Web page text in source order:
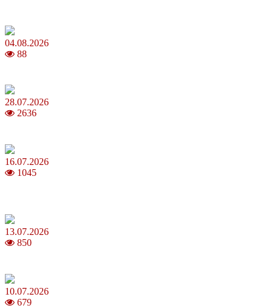
04.08.2026
88
28.07.2026
2636
16.07.2026
1045
13.07.2026
850
10.07.2026
679